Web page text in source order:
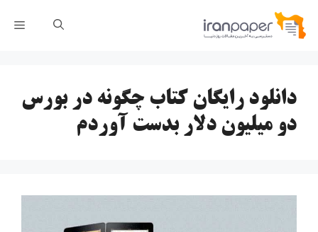
پرش
دانلود رایگان کتاب چگونه در بورس
دو میلیون دلار بدست آوردم